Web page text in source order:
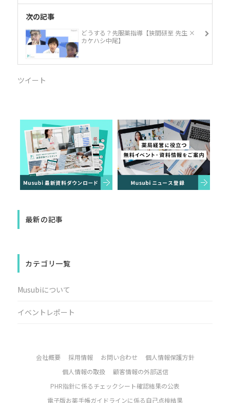
次の記事
どうする？先服薬指導【狭間研至 先生 ×
カケハシ中尾】
ツイート
最新の記事
カテゴリ一覧
Musubiについて
イベントレポート
会社概要 採用情報 お問い合わせ
個人情報保護方針
個人情報の取扱
顧客情報の外部送信
PHR指針に係るチェックシート確認結果の公表
電子版お薬手帳ガイドラインに係る自己点検結果